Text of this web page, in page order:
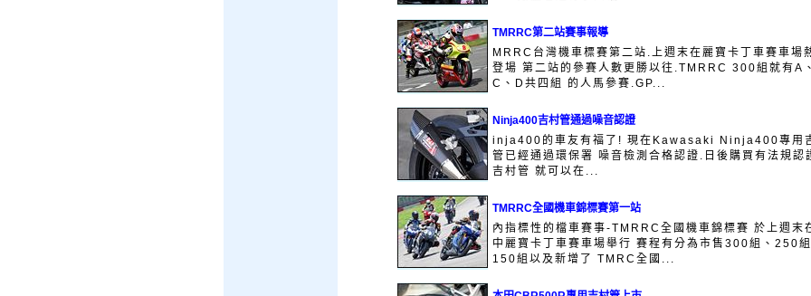
TMRRC第二站賽事報導
MRRC台灣機車標賽第二站.上週末在麗寶卡丁車賽車場
登場 第二站的參賽人數更勝以往.TMRRC 300組就有A
C、D共四組 的人馬參賽.GP...
Ninja400吉村管通過噪音認證
inja400的車友有福了! 現在Kawasaki Ninja400專用
管已經通過環保署 噪音檢測合格認證.日後購買有法規認
吉村管 就可以在...
TMRRC全國機車錦標賽第一站
內指標性的檔車賽事-TMRRC全國機車錦標賽 於上週末
中麗寶卡丁車賽車場舉行 賽程有分為市售300組、250組
150組以及新增了 TMRC全國...